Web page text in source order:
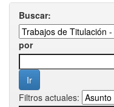
Buscar:
por
Filtros actuales: